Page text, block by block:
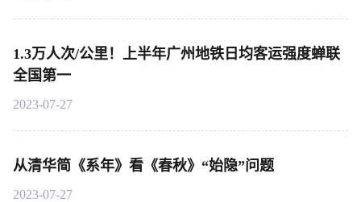
1.3万人次/公里！上半年广州地铁日均客运强度蝉联
全国第一
2023-07-27
从清华简《系年》看《春秋》“始隐”问题
2023-07-27